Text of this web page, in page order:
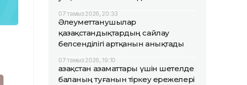
07 тамыз 2026, 20:33
Әлеуметтанушылар
қазақстандықтардың сайлау
белсенділігі артқанын анықтады
07 тамыз 2026, 19:10
Қазақстан азаматтары үшін шетелде
баланың туғанын тіркеу ережелері